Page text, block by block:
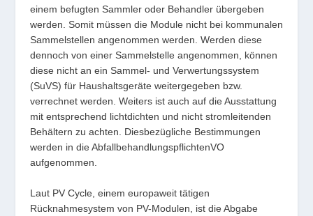
einem befugten Sammler oder Behandler übergeben
werden. Somit müssen die Module nicht bei kommunalen
Sammelstellen angenommen werden. Werden diese
dennoch von einer Sammelstelle angenommen, können
diese nicht an ein Sammel- und Verwertungssystem
(SuVS) für Haushaltsgeräte weitergegeben bzw.
verrechnet werden. Weiters ist auch auf die Ausstattung
mit entsprechend lichtdichten und nicht stromleitenden
Behältern zu achten. Diesbezügliche Bestimmungen
werden in die AbfallbehandlungspflichtenVO
aufgenommen.
Laut PV Cycle, einem europaweit tätigen
Rücknahmesystem von PV-Modulen, ist die Abgabe